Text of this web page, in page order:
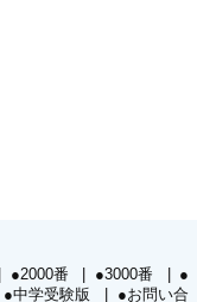
●2000番 ●3000番
●
●中学受験版 ●お問い合